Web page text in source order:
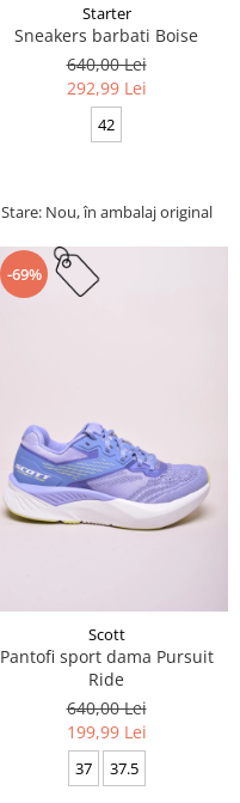
Starter
Sneakers barbati Boise
640,00 Lei
292,99 Lei
42
Stare: Nou, în ambalaj original
-69%
Scott
Pantofi sport dama Pursuit
Ride
640,00 Lei
199,99 Lei
37 37.5